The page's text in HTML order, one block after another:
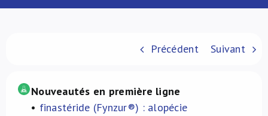
À propos de nous
Précédent Suivant
Nouveautés en première ligne
• finastéride (Fynzur®) : alopécie